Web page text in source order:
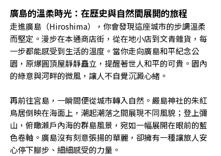
廣島的溫柔時光：在歷史與自然間展開的旅程
走進廣島（Hiroshima），你會發現這座城市的步調溫柔
而堅定。漫步在本通商店街，從在地小店到文青雜貨，每
一步都能感受到生活的溫度。當你走向廣島和平紀念公
園，原爆圓頂屋靜靜矗立，提醒著世人和平的可貴。園內
的綠意與河畔的微風，讓人不自覺沉澱心緒。
再前往宮島，一瞬間便從城市轉入自然。嚴島神社的朱紅
鳥居倒映在海面上，潮起潮落之間展現不同風貌；登上彌
山，俯瞰瀨戶內海的群島風景，宛如一幅展開在眼前的藍
色卷軸。廣島沒有刻意張揚的華麗，卻擁有一種讓旅人安
心停下腳步、細細感受的力量。